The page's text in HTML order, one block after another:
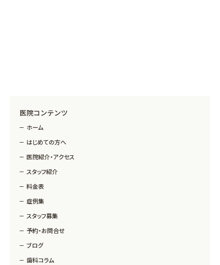
医院コンテンツ
ホーム
はじめての方へ
医院紹介・アクセス
スタッフ紹介
料金表
症例集
スタッフ募集
予約・お問合せ
ブログ
歯科コラム